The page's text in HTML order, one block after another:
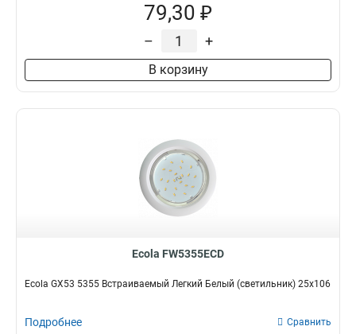
79,30 ₽
– +
В корзину
Ecola FW5355ECD
Ecola GX53 5355 Встраиваемый Легкий Белый (светильник) 25x106
Подробнее Сравнить